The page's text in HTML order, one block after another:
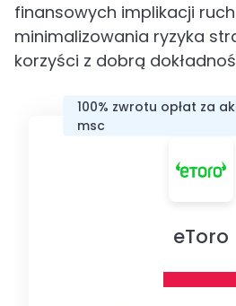
finansowych implikacji
minimalizowania ryzyka
korzyści z dobrą
100% zwrotu opłat za
msc
eToro